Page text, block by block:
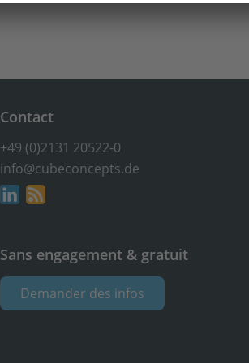
Contact
+49 (0)2131 20522-0
info@cubeconcepts.de
Sans engagement & gratuit
Demander des infos